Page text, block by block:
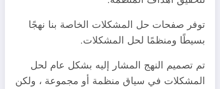
‎توفر صفحات حل المشكلات الخاصة بنا نهجًا
بسيطًا ومنظمًا لحل المشكلات.
‎تم تصميم النهج المشار إليه بشكل عام لحل
المشكلات في سياق منظمة أو مجموعة ، ولكن